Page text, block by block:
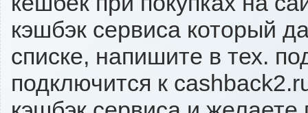
кэшбэк сервиса который
списке, напишите в тех.
подключится к